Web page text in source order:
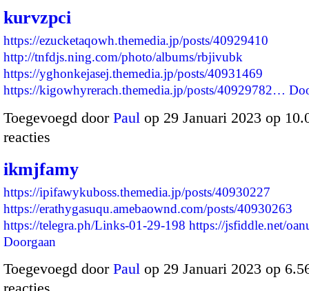
kurvzpci
https://ezucketaqowh.themedia.jp/posts/40929410
http://tnfdjs.ning.com/photo/albums/rbjivubk
https://yghonkejasej.themedia.jp/posts/40931469
https://kigowhyrerach.themedia.jp/posts/40929782…
Toegevoegd door Paul op 29 Januari 2023 op
reacties
ikmjfamy
https://ipifawykuboss.themedia.jp/posts/40930227
https://erathygasuqu.amebaownd.com/posts/40930263
https://telegra.ph/Links-01-29-198 https://jsfiddle.net/
Doorgaan
Toegevoegd door Paul op 29 Januari 2023 op